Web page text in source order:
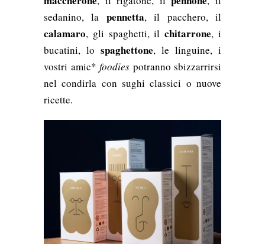
sedanino, la pennetta, il pacchero, il
calamaro, gli spaghetti, ilchitarrone, i
bucatini, lo spaghettone, le linguine, i
vostri amic* foodies potranno sbizzarrirsi
nel condirla con sughi classici o nuove
ricette.